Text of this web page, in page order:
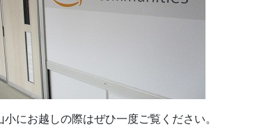
小にお越しの際はぜひ一度ご覧ください。